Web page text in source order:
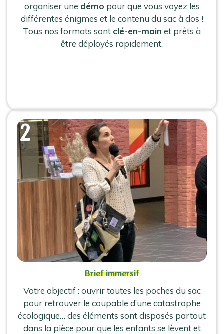
organiser une démo pour que vous voyez les
différentes énigmes et le contenu du sac à dos !
Tous nos formats sont clé-en-main et prêts à
être déployés rapidement.
Brief immersif
Votre objectif : ouvrir toutes les poches du sac
pour retrouver le coupable d’une catastrophe
écologique… des éléments sont disposés partout
dans la pièce pour que les enfants se lèvent et